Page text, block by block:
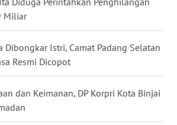
Miliar
Dibongkar Istri, Camat Padang Selatan
Resmi Dicopot
dan Keimanan, DP Korpri Kota Binjai